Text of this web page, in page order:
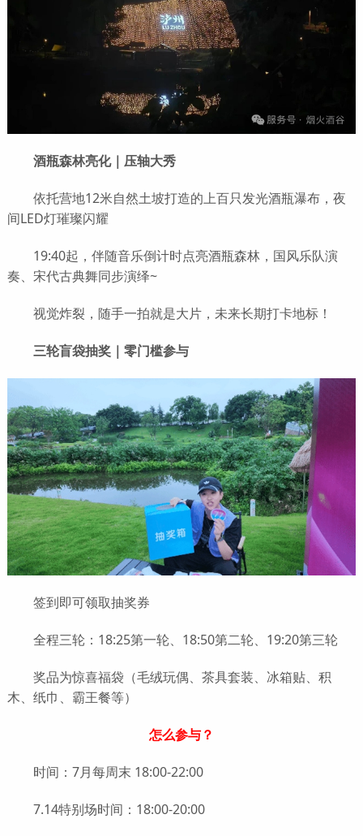
酒瓶森林亮化｜压轴大秀
依托营地12米自然土坡打造的上百只发光酒瓶瀑布，夜
间LED灯璀璨闪耀
19:40起，伴随音乐倒计时点亮酒瓶森林，国风乐队演
奏、宋代古典舞同步演绎~
视觉炸裂，随手一拍就是大片，未来长期打卡地标！
三轮盲袋抽奖｜零门槛参与
签到即可领取抽奖券
全程三轮：18:25第一轮、18:50第二轮、19:20第三轮
奖品为惊喜福袋（毛绒玩偶、茶具套装、冰箱贴、积
木、纸巾、霸王餐等）
怎么参与？
时间：7月每周末 18:00-22:00
7.14特别场时间：18:00-20:00